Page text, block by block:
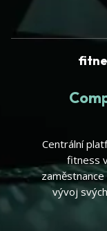
Centrální
fitness
vývoj